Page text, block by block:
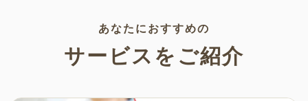
あなたにおすすめの
サービスをご紹介